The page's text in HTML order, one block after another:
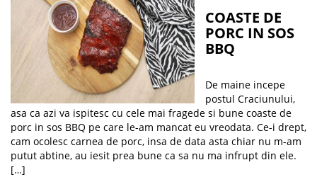
COASTE DE
PORC IN SOS
BBQ
De maine incepe
postul Craciunului,
asa ca azi va ispitesc cu cele mai fragede si bune coaste de
porc in sos BBQ pe care le-am mancat eu vreodata. Ce-i drept,
cam ocolesc carnea de porc, insa de data asta chiar nu m-am
putut abtine, au iesit prea bune ca sa nu ma infrupt din ele.
[…]